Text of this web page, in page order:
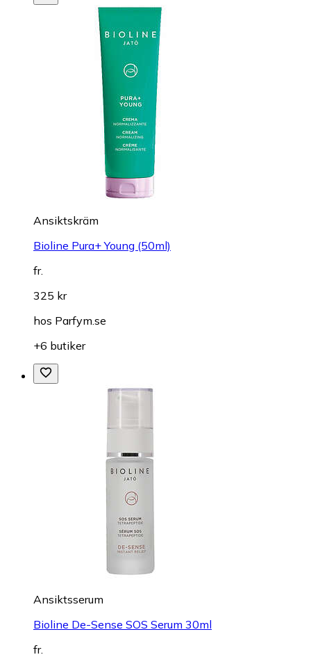
Ansiktskräm
Bioline Pura+ Young (50ml)
fr.
325 kr
hos Parfym.se
+6 butiker
Ansiktsserum
Bioline De-Sense SOS Serum 30ml
fr.